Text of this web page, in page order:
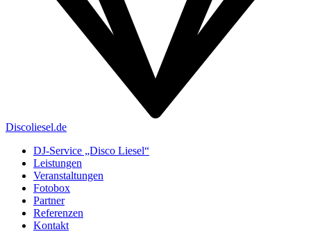
Discoliesel.de
DJ-Service „Disco Liesel“
Leistungen
Veranstaltungen
Fotobox
Partner
Referenzen
Kontakt